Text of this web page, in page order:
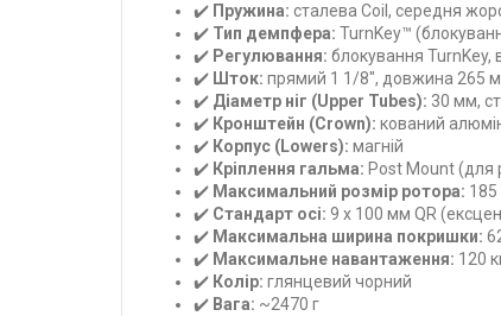
✔️ Пружина: сталева Coil, середня
✔️ Тип демпфера: TurnKey™
✔️ Регулювання: блокування TurnKey,
✔️ Шток: прямий 1 1/8", довжина 265
✔️ Діаметр ніг (Upper Tubes): 30 мм,
✔️ Кронштейн (Crown): кований
✔️ Корпус (Lowers): магній
✔️ Кріплення гальма: Post Mount (для
✔️ Максимальний розмір ротора:
✔️ Стандарт осі: 9 x 100 мм QR
✔️ Максимальна ширина покришки:
✔️ Максимальне навантаження: 120
✔️ Колір: глянцевий чорний
✔️ Вага: ~2470 г